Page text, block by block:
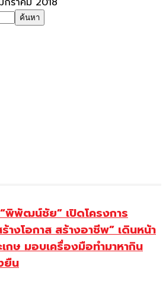
พิพัฒน์ชัย” เปิดโครงการ
างโอกาส สร้างอาชีพ” เดินหน้า
กษ มอบเครื่องมือทำมาหากิน
ยืน